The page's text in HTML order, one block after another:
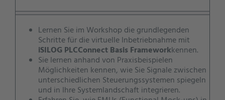
Lernen Sie im Workshop die grundlegenden
Schritte für die virtuelle Inbetriebnahme mit
iSILOG PLCConnect Basis Frameworkkennen.
Sie lernen anhand von Praxisbeispielen
Möglichkeiten kennen, wie Sie Signale zwischen
unterschiedlichen Steuerungssystemen spiegeln
und in Ihre Systemlandschaft integrieren.